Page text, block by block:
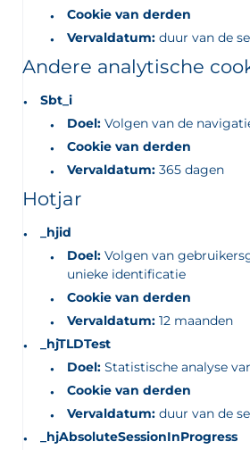
Cookie van derden
Vervaldatum: duur van de
Andere analytische
Sbt_i
Doel: Volgen van de
Cookie van derden
Vervaldatum: 365 dagen
Hotjar
_hjid
Doel: Volgen van
unieke identificatie
Cookie van derden
Vervaldatum: 12 maanden
_hjTLDTest
Doel: Statistische analyse
Cookie van derden
Vervaldatum: duur van de
_hjAbsoluteSessionInProgress